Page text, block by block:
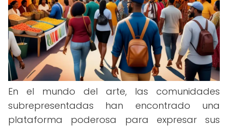
En el mundo del arte, las comunidades
subrepresentadas han encontrado una
plataforma poderosa para expresar sus